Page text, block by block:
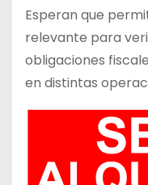
Esperan que
relevante para
obligaciones
en distintas